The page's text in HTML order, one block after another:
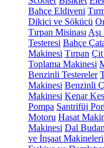
Bahçe Eldiveni
Dikici ve Sökücü
Tırpan Misinası Aşı
Testeresi Bahçe
Makinesi Tırpan Çit
Toplama Makinesi
Benzinli Testereler
Makinesi Benzinli
Makinesi Kenar
Pompa Santrifüj
Motoru Hasat
Makinesi Dal
ve İnşaat Makineleri